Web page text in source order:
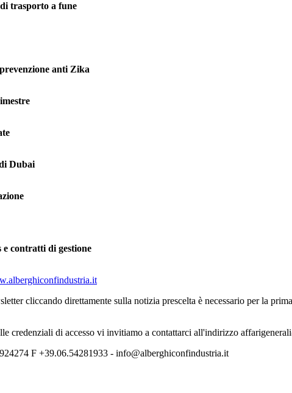
trasporto a fune
anti Zika
Dubai
contratti di gestione
cliccando direttamente sulla notizia prescelta è necessario per la
credenziali di accesso vi invitiamo a contattarci all'indirizzo
F +39.06.54281933 - info@alberghiconfindustria.it